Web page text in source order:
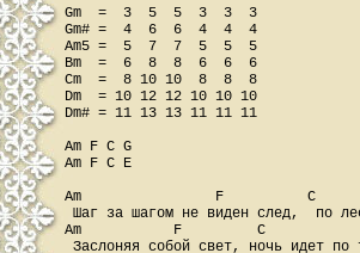
Gm  =  3  5  5  3  3  3
Gm# =  4  6  6  4  4  4
Am5 =  5  7  7  5  5  5
Bm  =  6  8  8  6  6  6
Cm  =  8 10 10  8  8  8
Dm  = 10 12 12 10 10 10
Dm# = 11 13 13 11 11 11
Am F C G
Am F C E
Am                F          C
Шаг за шагом не виден след,  по
Am           F         C
Заслоняя собой свет, ночь идет по